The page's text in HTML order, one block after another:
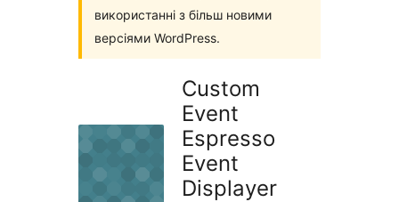
використанні з більш новими
версіями WordPress.
Custom
Event
Espresso
Event
Displayer